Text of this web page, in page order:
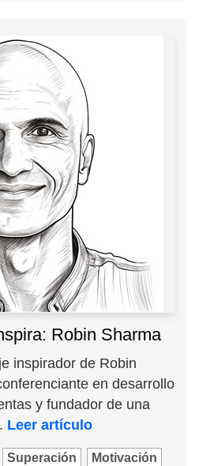
Robin Sharma
inspirador de Robin
en desarrollo
y fundador de una
Leer artículo
Superación Motivación